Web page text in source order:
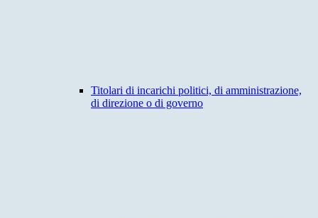
Titolari di incarichi politici, di amministrazione,
di direzione o di governo